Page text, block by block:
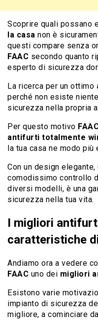
Scoprire quali possano
la casa non è
questi compare senza
FAAC secondo quanto
esperto di sicurezza
La ricerca per un ottimo
perché non esiste
sicurezza nella propria
Per questo motivo
antifurti totalmente
la tua casa ne modo
Con un design
comodissimo controllo
diversi modelli, è una
sicurezza nella tua vita.
I migliori
caratteristiche
Andiamo ora a vedere
FAAC uno dei migliori
Esistono varie
impianto di sicurezza
migliore, a cominciare